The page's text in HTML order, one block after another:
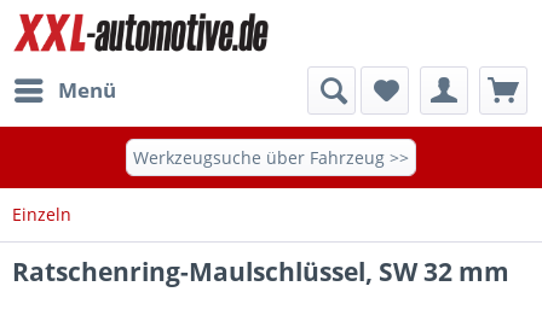
Menü
Werkzeugsuche über Fahrzeug >>
Einzeln
Ratschenring-Maulschlüssel, SW 32 mm